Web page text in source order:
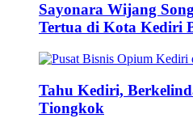
Sayonara Wijang
Tertua di Kota Kediri
Tahu Kediri,
Tiongkok